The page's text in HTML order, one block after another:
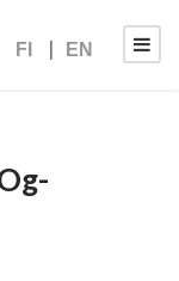
FI EN